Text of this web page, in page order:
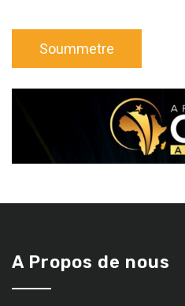
A Propos de nous